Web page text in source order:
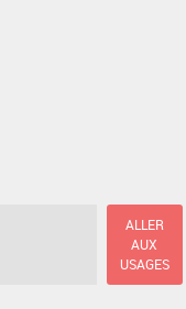
ALLER
AUX
USAGES